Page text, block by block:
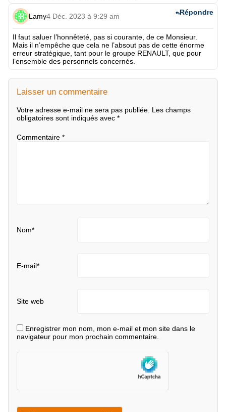
Lamy4 Déc. 2023 à 9:29 am
Il faut saluer l’honnêteté, pas si courante, de ce Monsieur.
Mais il n’empêche que cela ne l’absout pas de cette énorme
erreur stratégique, tant pour le groupe RENAULT, que pour
l’ensemble des personnels concernés.
Répondre
Laisser un commentaire
Votre adresse e-mail ne sera pas publiée. Les champs
obligatoires sont indiqués avec *
Commentaire *
Nom*
E-mail*
Site web
Enregistrer mon nom, mon e-mail et mon site dans le
navigateur pour mon prochain commentaire.